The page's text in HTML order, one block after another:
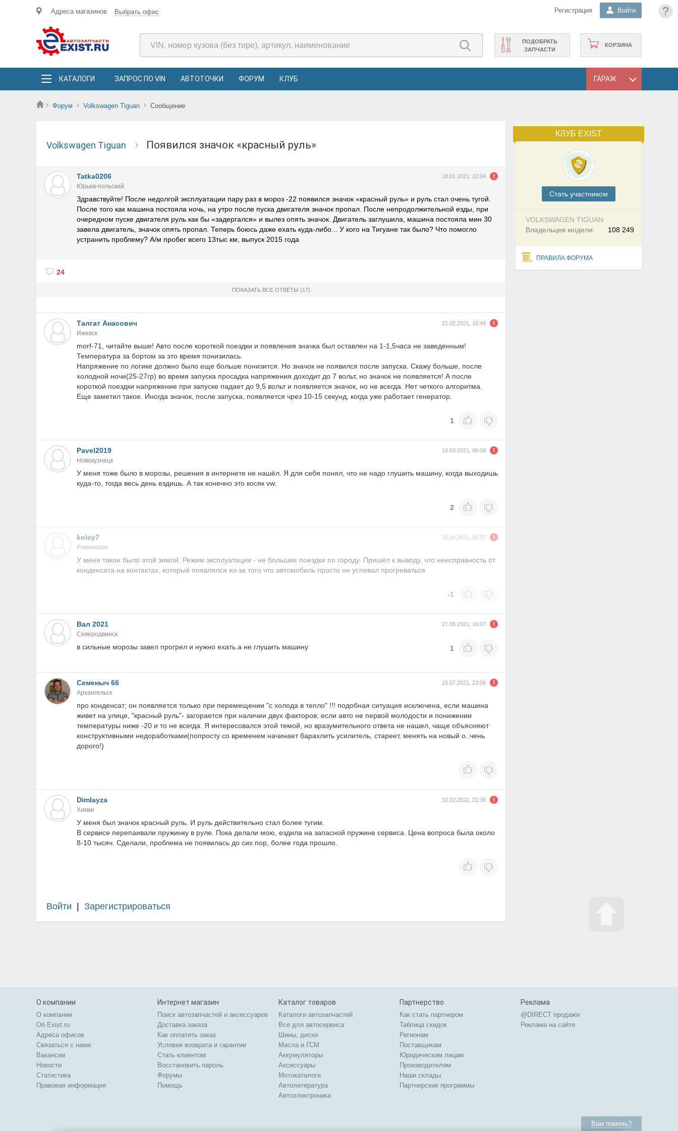
?
Адреса магазинов Выбрать офис Регистрация Войти
КОРЗИНА
ПОДОБРАТЬ
ЗАПЧАСТИ
КАТАЛОГИ ЗАПРОС ПО VIN АВТОТОЧКИ ФОРУМ КЛУБ ГАРАЖ
Форум Volkswagen Tiguan Сообщение
КЛУБ EXIST
Cтать участником
VOLKSWAGEN TIGUAN
108 249
Владельцев модели:
ПРАВИЛА ФОРУМА
Volkswagen Tiguan Появился значок «красный руль»
Tatka0206 18.01.2021, 22:04
Юрьев-польский
Здравствуйте! После недолгой эксплуатации пару раз в мороз -22 появился значок «красный руль» и руль стал очень тугой.
После того как машина постояла ночь, на утро после пуска двигателя значок пропал. После непродолжительной езды, при
очередном пуске двигателя руль как бы «задергался» и вылез опять значок. Двигатель заглушила, машина постояла мин 30
завела двигатель, значок опять пропал. Теперь боюсь даже ехать куда-либо... У кого на Тигуане так было? Что помогло
устранить проблему? А/м пробег всего 13тыс км, выпуск 2015 года
24
ПОКАЗАТЬ ВСЕ ОТВЕТЫ (17)
Талгат Анасович 21.02.2021, 10:49
Ижевск
morf-71, читайте выше! Авто после короткой поездки и появления значка был оставлен на 1-1,5часа не заведенным!
Температура за бортом за это время понизилась.
Напряжение по логике должно было еще больше понизится. Но значок не появился после запуска. Скажу больше, после
холодной ночи(25-27гр) во время запуска просадка напряжения доходит до 7 вольт, но значок не появляется! А после
короткой поездки напряжение при запуске падает до 9,5 вольт и появляется значок, но не всегда. Нет четкого алгоритма.
Еще заметил такое. Иногда значок, после запуска, появляется чрез 10-15 секунд, когда уже работает генератор.
1
Pavel2019 10.03.2021, 06:08
Новокузнецк
У меня тоже было в морозы, решения в интернете не нашёл. Я для себя понял, что не надо глушить машину, когда выходишь
куда-то, тогда весь день ездишь. А так конечно это косяк vw.
2
koley7 30.04.2021, 09:37
Раменское
У меня такое было этой зимой. Режим эксплуатации - не большие поездки по городу. Пришёл к выводу, что неисправность от
конденсата на контактах, который появлялся из-за того что автомобиль просто не успевал прогреваться
-1
Вал 2021 27.05.2021, 16:07
Северодвинск
в сильные морозы завел прогрел и нужно ехать.а не глушить машину 1
Семеныч 66 15.07.2021, 23:06
Архангельск
про конденсат; он появляется только при перемещении "с холода в тепло" !!! подобная ситуация исключена, если машина
живет на улице, "красный руль"- загорается при наличии двух факторов; если авто не первой молодости и понижении
температуры ниже -20 и то не всегда. Я интересовался этой темой, но вразумительного ответа не нашел, чаще объясняют
конструктивными недоработками(попросту со временем начинает барахлить усилитель, стареет, менять на новый о..чень
дорого!)
Dimlayza 10.02.2022, 21:36
Химки
У меня был значок красный руль. И руль действительно стал более тугим.
В сервисе перепаивали пружинку в руле. Пока делали мою, ездила на запасной пружине сервиса. Цена вопроса была около
8-10 тысяч. Сделали, проблема не появилась до сих пор, более года прошло.
Войти Зарегистрироваться
О компании
О компании
Об Exist.ru
Адреса офисов
Связаться с нами
Вакансии
Новости
Статистика
Правовая информация
Интернет магазин
Поиск автозапчастей и аксессуаров
Доставка заказа
Как оплатить заказ
Условия возврата и гарантии
Стать клиентом
Восстановить пароль
Форумы
Помощь
Каталог товаров
Каталоги автозапчастей
Все для автосервиса
Шины, диски
Масла и ГСМ
Аккумуляторы
Аксессуары
Мотокаталоги
Автолитература
Автоэлектроника
Партнерство
Как стать партнером
Таблица скидок
Регионам
Поставщикам
Юридическим лицам
Производителям
Наши склады
Партнерские программы
Реклама
@DIRECT продажи
Реклама на сайте
Вам помочь?